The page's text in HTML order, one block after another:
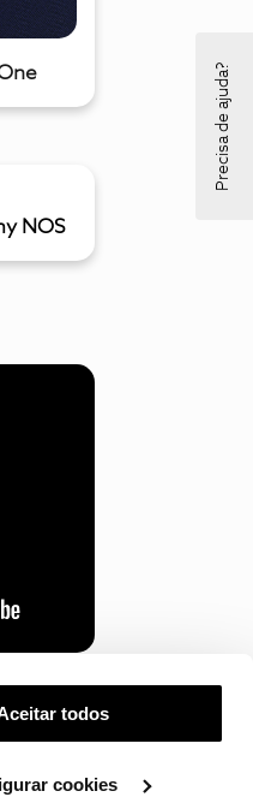
todos
cookies
NOS
Precisa de ajuda?